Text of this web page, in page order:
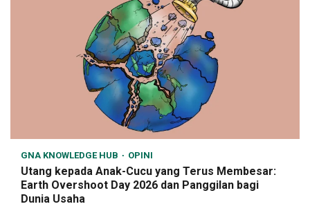
GNA KNOWLEDGE HUB OPINI
Utang kepada Anak-Cucu yang Terus Membesar:
Earth Overshoot Day 2026 dan Panggilan bagi
Dunia Usaha